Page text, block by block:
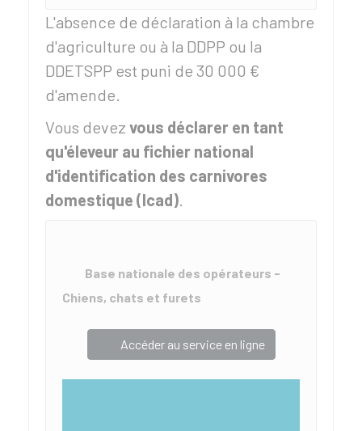
L'absence de déclaration à la chambre
d'agriculture ou à la DDPP ou la
DDETSPP est puni de 30 000 €
d'amende.
Vous devez vous déclarer en tant
qu'éleveur au fichier national
d'identification des carnivores
domestique (Icad).
Base nationale des opérateurs -
Chiens, chats et furets
Accéder au service en ligne